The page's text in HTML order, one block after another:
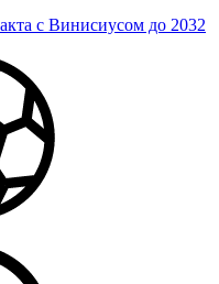
с Винисиусом до 2032